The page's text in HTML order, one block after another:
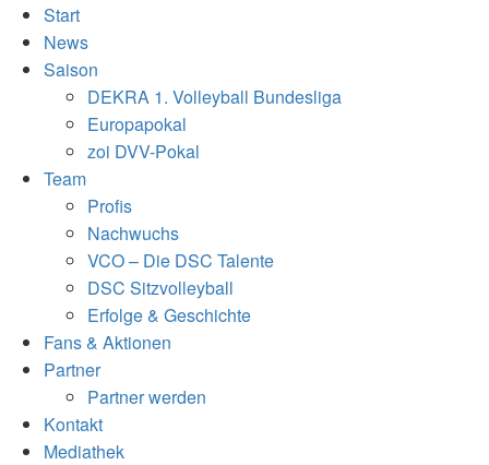
Start
News
Saison
DEKRA 1. Volleyball Bundesliga
Europapokal
zoi DVV-Pokal
Team
Profis
Nachwuchs
VCO – Die DSC Talente
DSC Sitzvolleyball
Erfolge & Geschichte
Fans & Aktionen
Partner
Partner werden
Kontakt
Mediathek